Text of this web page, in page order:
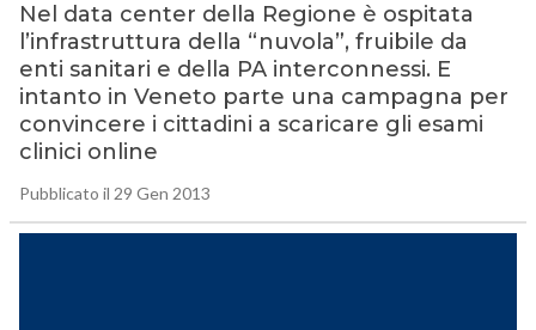
Nel data center della Regione è ospitata
l’infrastruttura della “nuvola”, fruibile da
enti sanitari e della PA interconnessi. E
intanto in Veneto parte una campagna per
convincere i cittadini a scaricare gli esami
clinici online
Pubblicato il 29 Gen 2013